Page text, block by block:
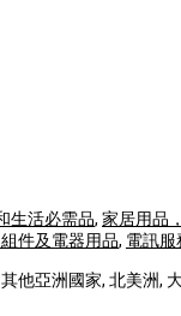
生活必需品, 家居用品
件及電器用品, 電訊服
他亞洲國家, 北美洲,